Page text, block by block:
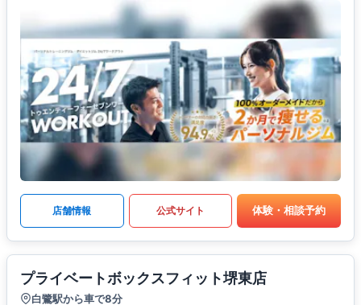
店舗情報 公式サイト 体験・相談予約
プライベートボックスフィット堺東店
白鷺駅から車で8分